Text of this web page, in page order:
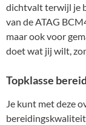
dichtvalt terwijl je
van de ATAG
maar ook voor
doet wat jij wilt,
Topklasse
Je kunt met deze